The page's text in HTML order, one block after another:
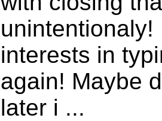
unintentionaly!
interests in
again! Maybe
later i ...